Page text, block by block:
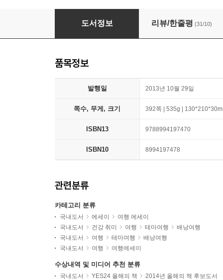
엄마, 결국은 해피엔딩이야!
도서정보 리뷰/한줄평 (31/10)
품목정보
발행일 2013년 10월 29일
쪽수, 무게, 크기 392쪽 | 535g |
ISBN13 9788994197470
ISBN10 8994197478
관련분류
카테고리 분류
국내도서 에세이
여행 에세이
국내도서
건강 취미 여행 테마여행
배낭여행
국내도서
여행 테마여행
배낭여행
국내도서
여행 여행에세이
수상내역 및 미디어 추천 분류
국내도서 YES24 올해의 책 2014년 올해의 책 후보도서